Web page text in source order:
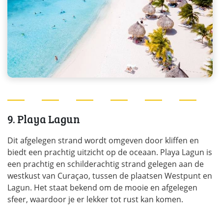
9. Playa Lagun
Dit afgelegen strand wordt omgeven door kliffen en
biedt een prachtig uitzicht op de oceaan. Playa Lagun is
een prachtig en schilderachtig strand gelegen aan de
westkust van Curaçao, tussen de plaatsen Westpunt en
Lagun. Het staat bekend om de mooie en afgelegen
sfeer, waardoor je er lekker tot rust kan komen.